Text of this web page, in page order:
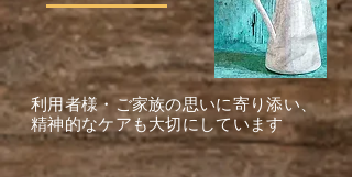
​利用者様・ご家族の思いに寄り添い、
精神的なケアも大切にしています